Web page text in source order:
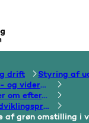
drift
Voksen-, efter- og videreuddannelse
Trepartsaftaler om efter- og videreuddannelse
Forsøgs- og udviklingsprojekter i regi af trepartsaftalen
af grøn omstilling i